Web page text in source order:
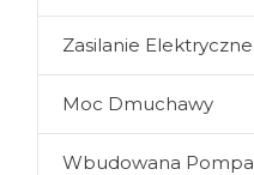
Zasilanie Elektryczne
Moc Dmuchawy
Wbudowana Pompa